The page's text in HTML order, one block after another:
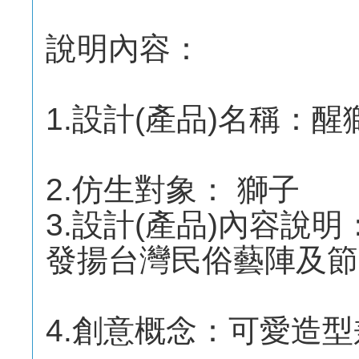
說明內容：
1.設計(產品)名稱：醒
2.仿生對象： 獅子
3.設計(產品)內容說明
發揚台灣民俗藝陣及
4.創意概念：可愛造